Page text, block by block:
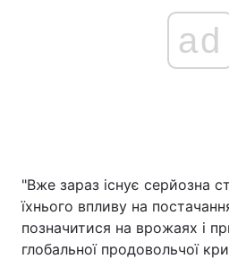
ad
"Вже зараз існує серйозна
їхнього впливу на
позначитися на врожаях і
глобальної продовольчої